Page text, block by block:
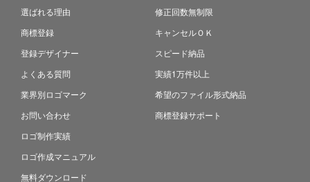
選ばれる理由
商標登録
登録デザイナー
よくある質問
業界別ロゴマーク
お問い合わせ
ロゴ制作実績
ロゴ作成マニュアル
無料ダウンロード
修正回数無制限
キャンセルＯＫ
スピード納品
実績1万件以上
希望のファイル形式納品
商標登録サポート